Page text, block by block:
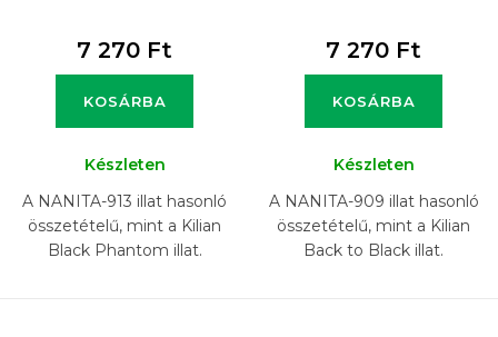
7 270 Ft
KOSÁRBA
Készleten
A NANITA-913 illat hasonló
összetételű, mint a Kilian
Black Phantom illat.
7 270 Ft
KOSÁRBA
Készleten
A NANITA-909 illat hasonló
összetételű, mint a Kilian
Back to Black illat.